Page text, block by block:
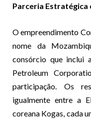
Parceria Estratégica
O empreendimento
nome da
consórcio que inclui
Petroleum
participação. Os
igualmente entre a
coreana Kogas, cada